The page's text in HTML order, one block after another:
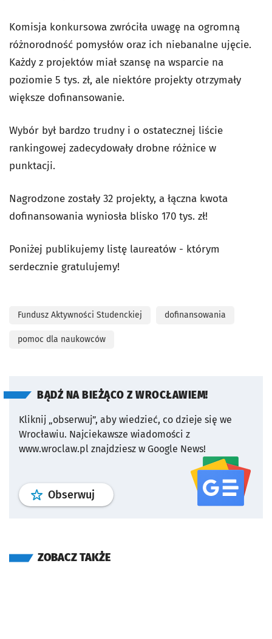
Komisja konkursowa zwróciła uwagę na ogromną
różnorodność pomysłów oraz ich niebanalne ujęcie.
Każdy z projektów miał szansę na wsparcie na
poziomie 5 tys. zł, ale niektóre projekty otrzymały
większe dofinansowanie.
Wybór był bardzo trudny i o ostatecznej liście
rankingowej zadecydowały drobne różnice w
punktacji.
Nagrodzone zostały 32 projekty, a łączna kwota
dofinansowania wyniosła blisko 170 tys. zł!
Poniżej publikujemy listę laureatów - którym
serdecznie gratulujemy!
Fundusz Aktywności Studenckiej dofinansowania
pomoc dla naukowców
BĄDŹ NA BIEŻĄCO Z WROCŁAWIEM!
Kliknij „obserwuj”, aby wiedzieć, co dzieje się we
Wrocławiu. Najciekawsze wiadomości z
www.wroclaw.pl znajdziesz w Google News!
Obserwuj profil serwisu
ZOBACZ TAKŻE